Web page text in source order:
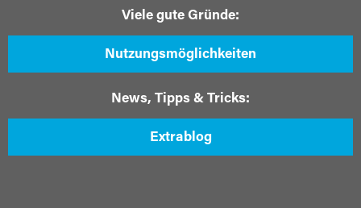
Viele gute Gründe:
Nutzungsmöglichkeiten
News, Tipps & Tricks:
Extrablog